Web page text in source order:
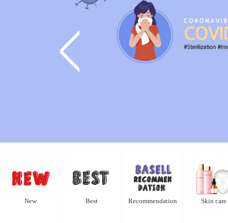
<
New Best Recommendation Skin care